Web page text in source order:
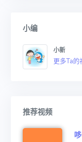
小编
小新
更多Ta的
推荐视频